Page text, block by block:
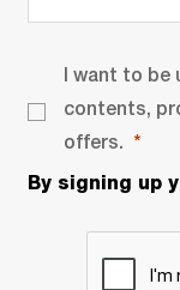
I want to
contents,
offers.
By signing up